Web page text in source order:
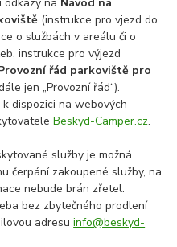
(instrukce pro vjezd do
o službách v areálu či o
instrukce pro výjezd
řád parkoviště pro
jen „Provozní řád“).
dispozici na webových
Beskyd-Camper.cz.
služby je možná
čerpání zakoupené služby, na
nebude brán zřetel.
bez zbytečného prodlení
adresuinfo@beskyd-